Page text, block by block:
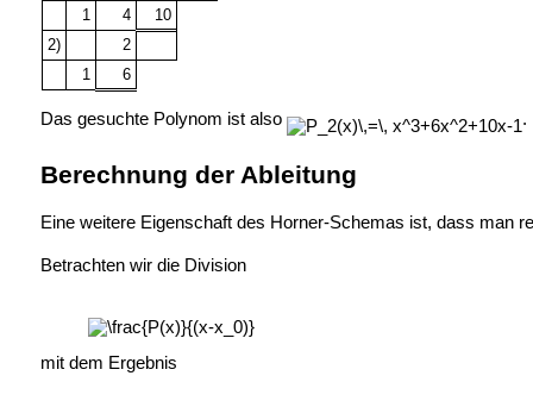
1
4
10
2)
2
1
6
Das gesuchte Polynom ist also .
Berechnung der Ableitung
Eine weitere Eigenschaft des Horner-Schemas ist, dass man
Betrachten wir die Division
mit dem Ergebnis